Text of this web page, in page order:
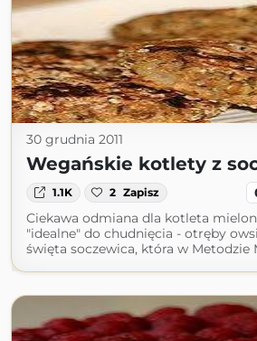
30 grudnia 2011
Wegańskie kotlety z
1.1K 2 Zapisz
Ciekawa odmiana dla kotleta
"idealne" do chudnięcia - otręby
święta soczewica, która w Metodzie